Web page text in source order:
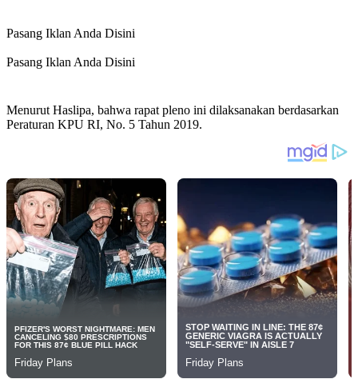
Pasang Iklan Anda Disini
Pasang Iklan Anda Disini
Menurut Haslipa, bahwa rapat pleno ini dilaksanakan berdasarkan
Peraturan KPU RI, No. 5 Tahun 2019.